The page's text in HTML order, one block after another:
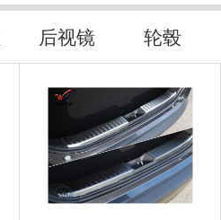
后视镜 轮毂